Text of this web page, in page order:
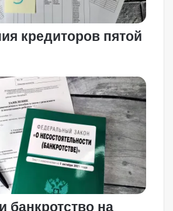
кредиторов пятой
банкротство на